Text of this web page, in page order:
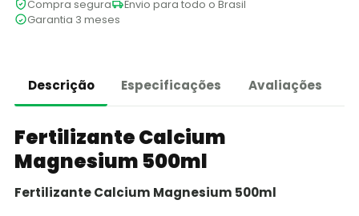
Compra segura
Envio para todo o Brasil
Garantia 3 meses
Descrição Especificações Avaliações
Fertilizante Calcium
Magnesium 500ml
Fertilizante Calcium Magnesium 500ml